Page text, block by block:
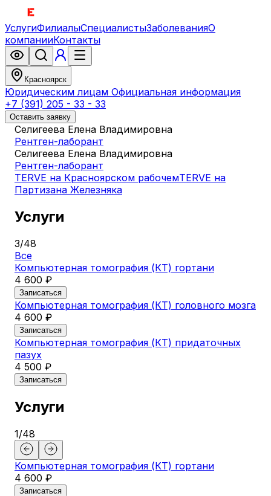
УслугиФилиалыСпециалистыЗаболеванияО
компанииКонтакты
Красноярск
Юридическим лицам Официальная информация
+7 (391) 205 - 33 - 33
Оставить заявку
Селигеева Елена Владимировна
Рентген-лаборант
Селигеева Елена Владимировна
Рентген-лаборант
TERVE на Красноярском рабочемTERVE на
Партизана Железняка
Услуги
3/48
Все
Компьютерная томография (КТ) гортани
4 600 ₽
Записаться
Компьютерная томография (КТ) головного мозга
4 600 ₽
Записаться
Компьютерная томография (КТ) придаточных
пазух
4 500 ₽
Записаться
Услуги
1/48
Компьютерная томография (КТ) гортани
4 600 ₽
Записаться